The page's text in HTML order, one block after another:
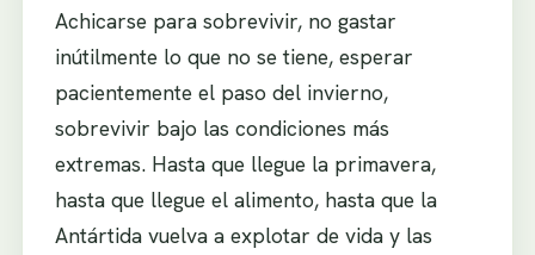
Achicarse para sobrevivir, no gastar
inútilmente lo que no se tiene, esperar
pacientemente el paso del invierno,
sobrevivir bajo las condiciones más
extremas. Hasta que llegue la primavera,
hasta que llegue el alimento, hasta que la
Antártida vuelva a explotar de vida y las